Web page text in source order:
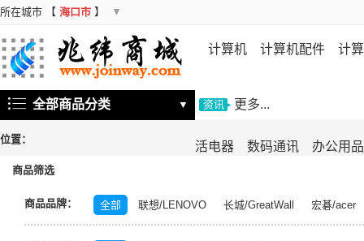
所在城市 【 海口市 】 ▼
计算机 计算机配件 计
机 存储设备
活电器 数码通讯 办公用品
全部商品分类 ▼ 资讯 更多...
位置：
商品筛选
商品品牌： 全部 联想/LENOVO 长城/GreatWall
宏碁/acer
富士施乐/Fuji Xerox
华硕/ASUS 戴尔/DELL
三